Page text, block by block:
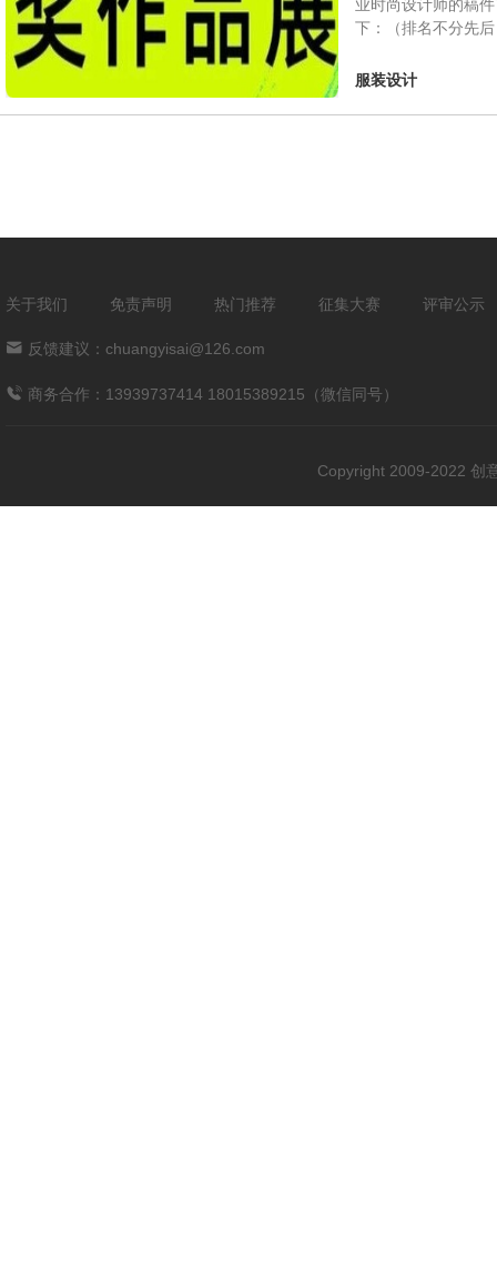
业时尚设计师的稿
下：（排名不分先
服装设计
关于我们 免责声明 热门推荐 征集大赛 评审公示
反馈建议：chuangyisai@126.com
商务合作：13939737414 18015389215（微信同号）
Copyright 2009-2022 创